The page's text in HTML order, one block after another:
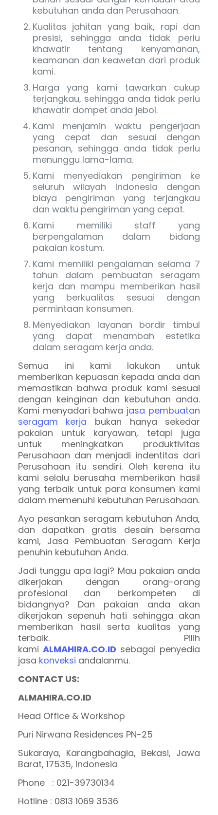
kebutuhan anda dan Perusahaan.
Kualitas jahitan yang baik, rapi dan
presisi, sehingga anda tidak perlu
khawatir tentang kenyamanan,
keamanan dan keawetan dari produk
kami.
Harga yang kami tawarkan cukup
terjangkau, sehingga anda tidak perlu
khawatir dompet anda jebol.
Kami menjamin waktu pengerjaan
yang cepat dan sesuai dengan
pesanan, sehingga anda tidak perlu
menunggu lama-lama.
Kami menyediakan pengiriman ke
seluruh wilayah Indonesia dengan
biaya pengiriman yang terjangkau
dan waktu pengiriman yang cepat.
Kami memiliki staff yang
berpengalaman dalam bidang
pakaian kostum.
Kami memiliki pengalaman selama 7
tahun dalam pembuatan seragam
kerja dan mampu memberikan hasil
yang berkualitas sesuai dengan
permintaan konsumen.
Menyediakan layanan bordir timbul
yang dapat menambah estetika
dalam seragam kerja anda.
Semua ini kami lakukan untuk
memberikan kepuasan kepada anda dan
memastikan bahwa produk kami sesuai
dengan keinginan dan kebutuhan anda.
Kami menyadari bahwa jasa pembuatan
seragam kerja bukan hanya sekedar
pakaian untuk karyawan, tetapi juga
untuk meningkatkan produktivitas
Perusahaan dan menjadi indentitas dari
Perusahaan itu sendiri. Oleh kerena itu
kami selalu berusaha memberikan hasil
yang terbaik untuk para konsumen kami
dalam memenuhi kebutuhan Perusahaan.
Ayo pesankan seragam kebutuhan Anda,
dan dapatkan gratis desain bersama
kami, Jasa Pembuatan Seragam Kerja
penuhin kebutuhan Anda.
Jadi tunggu apa lagi? Mau pakaian anda
dikerjakan dengan orang-orang
profesional dan berkompeten di
bidangnya? Dan pakaian anda akan
dikerjakan sepenuh hati sehingga akan
memberikan hasil serta kualitas yang
terbaik. Pilih
kami ALMAHIRA.CO.ID sebagai penyedia
jasa konveksi andalanmu.
CONTACT US:
ALMAHIRA.CO.ID
Head Office & Workshop
Puri Nirwana Residences PN-25
Sukaraya, Karangbahagia, Bekasi, Jawa
Barat, 17535, Indonesia
Phone : 021-39730134
Hotline : 0813 1069 3536